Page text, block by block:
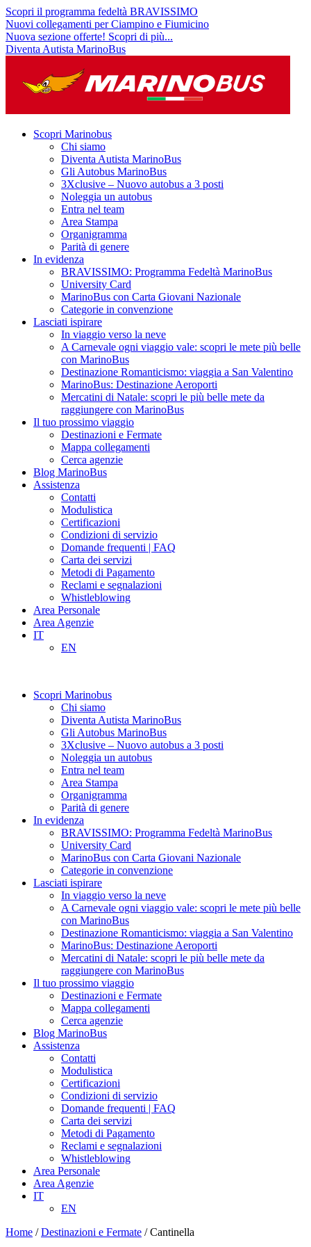
Scopri il programma fedeltà BRAVISSIMO
Nuovi collegamenti per Ciampino e Fiumicino
Nuova sezione offerte! Scopri di più...
Diventa Autista MarinoBus
Scopri Marinobus
Chi siamo
Diventa Autista MarinoBus
Gli Autobus MarinoBus
3Xclusive – Nuovo autobus a 3 posti
Noleggia un autobus
Entra nel team
Area Stampa
Organigramma
Parità di genere
In evidenza
BRAVISSIMO: Programma Fedeltà MarinoBus
University Card
MarinoBus con Carta Giovani Nazionale
Categorie in convenzione
Lasciati ispirare
In viaggio verso la neve
A Carnevale ogni viaggio vale: scopri le mete più belle
con MarinoBus
Destinazione Romanticismo: viaggia a San Valentino
MarinoBus: Destinazione Aeroporti
Mercatini di Natale: scopri le più belle mete da
raggiungere con MarinoBus
Il tuo prossimo viaggio
Destinazioni e Fermate
Mappa collegamenti
Cerca agenzie
Blog MarinoBus
Assistenza
Contatti
Modulistica
Certificazioni
Condizioni di servizio
Domande frequenti | FAQ
Carta dei servizi
Metodi di Pagamento
Reclami e segnalazioni
Whistleblowing
Area Personale
Area Agenzie
IT
EN
Scopri Marinobus
Chi siamo
Diventa Autista MarinoBus
Gli Autobus MarinoBus
3Xclusive – Nuovo autobus a 3 posti
Noleggia un autobus
Entra nel team
Area Stampa
Organigramma
Parità di genere
In evidenza
BRAVISSIMO: Programma Fedeltà MarinoBus
University Card
MarinoBus con Carta Giovani Nazionale
Categorie in convenzione
Lasciati ispirare
In viaggio verso la neve
A Carnevale ogni viaggio vale: scopri le mete più belle
con MarinoBus
Destinazione Romanticismo: viaggia a San Valentino
MarinoBus: Destinazione Aeroporti
Mercatini di Natale: scopri le più belle mete da
raggiungere con MarinoBus
Il tuo prossimo viaggio
Destinazioni e Fermate
Mappa collegamenti
Cerca agenzie
Blog MarinoBus
Assistenza
Contatti
Modulistica
Certificazioni
Condizioni di servizio
Domande frequenti | FAQ
Carta dei servizi
Metodi di Pagamento
Reclami e segnalazioni
Whistleblowing
Area Personale
Area Agenzie
IT
EN
Home / Destinazioni e Fermate / Cantinella